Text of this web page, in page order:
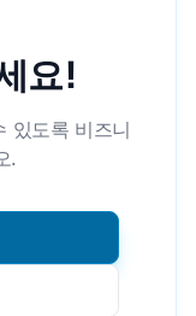
요!
있도록 비즈니
.